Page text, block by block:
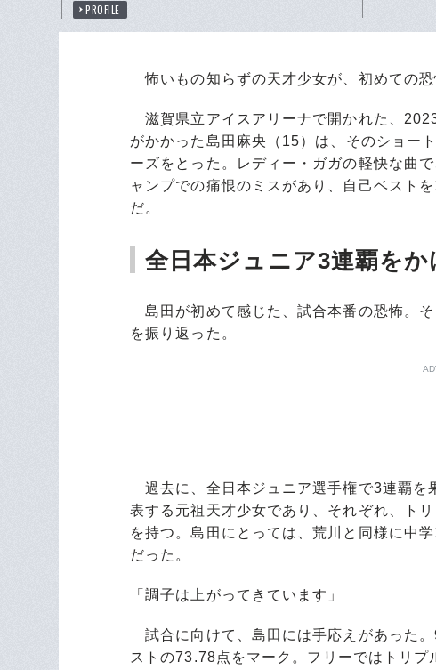
PROFILE
怖いもの知らずの天才少女が、初めての恐
滋賀県立アイスアリーナで開かれた、
がかかった島田麻央（15）は、そのショー
ーズをとった。レディー・ガガの軽快な曲
ャンプでの痛恨のミスがあり、自己ベスト
だ。
全日本ジュニア3連覇をか
島田が初めて感じた、試合本番の恐怖。
を振り返った。
過去に、全日本ジュニア選手権で3連覇を
表する元祖天才少女であり、それぞれ、ト
を持つ。島田にとっては、荒川と同様に中
だった。
「調子は上がってきています」
試合に向けて、島田には手応えがあった
ストの73.78点をマーク。フリーではトリ